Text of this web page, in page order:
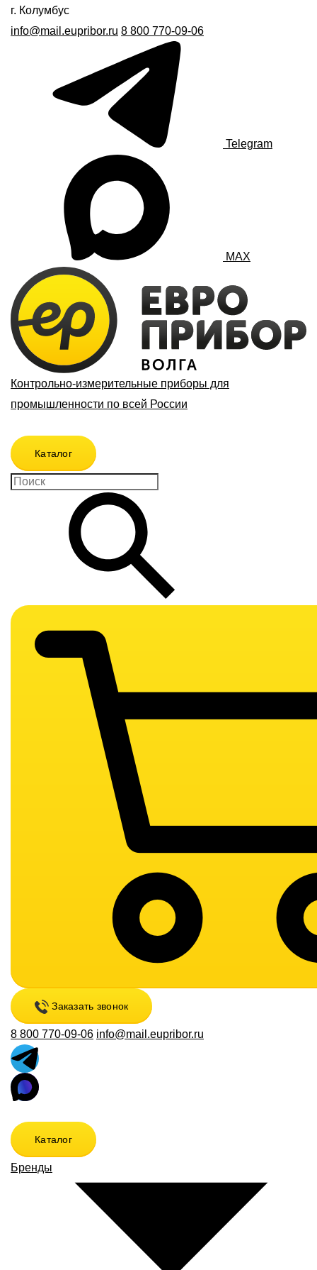
г. Колумбус
info@mail.eupribor.ru 8 800 770-09-06
Telegram
MAX
Контрольно-измерительные приборы для
промышленности по всей России
Каталог
Заказать звонок
8 800 770-09-06 info@mail.eupribor.ru
Каталог
Бренды